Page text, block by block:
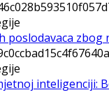
poslodavaca zbog
inteligenciji: